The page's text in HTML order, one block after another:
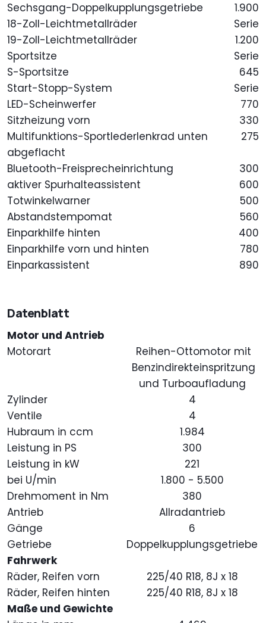
Sechsgang-Doppelkupplungsgetriebe
1.900
18-Zoll-Leichtmetallräder
Serie
19-Zoll-Leichtmetallräder
1.200
Sportsitze
Serie
S-Sportsitze
645
Start-Stopp-System
Serie
LED-Scheinwerfer
770
Sitzheizung vorn
330
Multifunktions-Sportlederlenkrad unten
abgeflacht
275
Bluetooth-Freisprecheinrichtung
300
aktiver Spurhalteassistent
600
Totwinkelwarner
500
Abstandstempomat
560
Einparkhilfe hinten
400
Einparkhilfe vorn und hinten
780
Einparkassistent
890
Datenblatt
Motor und Antrieb
Motorart
Reihen-Ottomotor mit
Benzindirekteinspritzung
und Turboaufladung
Zylinder
4
Ventile
4
Hubraum in ccm
1.984
Leistung in PS
300
Leistung in kW
221
bei U/min
1.800 - 5.500
Drehmoment in Nm
380
Antrieb
Allradantrieb
Gänge
6
Getriebe
Doppelkupplungsgetriebe
Fahrwerk
Räder, Reifen vorn
225/40 R18, 8J x 18
Räder, Reifen hinten
225/40 R18, 8J x 18
Maße und Gewichte